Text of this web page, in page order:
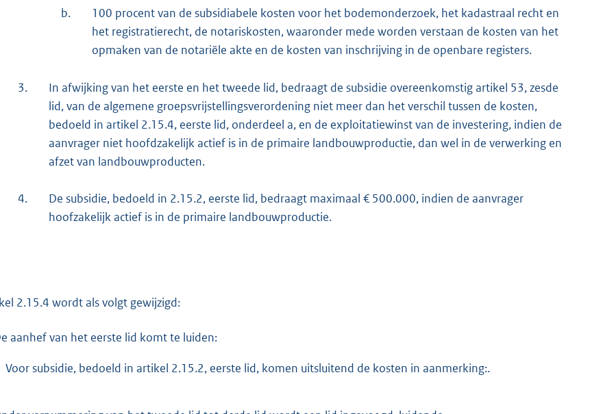
b.
100 procent van de subsidiabele kosten voor het bodemonderzoek, het kadastraal recht en
het registratierecht, de notariskosten, waaronder mede worden verstaan de kosten van het
opmaken van de notariële akte en de kosten van inschrijving in de openbare registers.
3.
In afwijking van het eerste en het tweede lid, bedraagt de subsidie overeenkomstig artikel 53, zesde
lid, van de algemene groepsvrijstellingsverordening niet meer dan het verschil tussen de kosten,
bedoeld in artikel 2.15.4, eerste lid, onderdeel a, en de exploitatiewinst van de investering, indien de
aanvrager niet hoofdzakelijk actief is in de primaire landbouwproductie, dan wel in de verwerking en
afzet van landbouwproducten.
4.
De subsidie, bedoeld in 2.15.2, eerste lid, bedraagt maximaal € 500.000, indien de aanvrager
hoofzakelijk actief is in de primaire landbouwproductie.
2.15.4 wordt als volgt gewijzigd:
aanhef van het eerste lid komt te luiden:
Voor subsidie, bedoeld in artikel 2.15.2, eerste lid, komen uitsluitend de kosten in aanmerking:.